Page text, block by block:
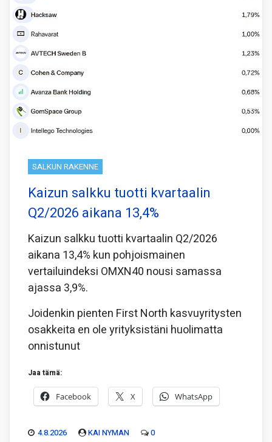
SALKUN RAKENNE
Kaizun salkku tuotti kvartaalin
Q2/2026 aikana 13,4%
Kaizun salkku tuotti kvartaalin Q2/2026
aikana 13,4% kun pohjoismainen
vertailuindeksi OMXN40 nousi samassa
ajassa 3,9%.
Joidenkin pienten First North kasvuyritysten
osakkeita en ole yrityksistäni huolimatta
onnistunut
Jaa tämä:
Facebook X WhatsApp
4.8.2026 KAI NYMAN 0